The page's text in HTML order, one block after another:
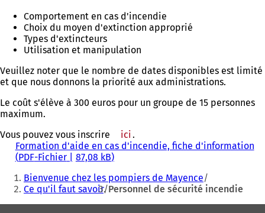
Comportement en cas d'incendie
Choix du moyen d'extinction approprié
Types d'extincteurs
Utilisation et manipulation
Veuillez noter que le nombre de dates disponibles est limité
et que nous donnons la priorité aux administrations.
Le coût s'élève à 300 euros pour un groupe de 15 personnes
maximum.
Vous pouvez vous inscrire
ici.
Formation d'aide en cas d'incendie, fiche d'information
PDF-Fichier 87,08 kB
Vous
êtes
ici
Bienvenue chez les pompiers de Mayence
Ce qu'il faut savoir Personnel de sécurité incendie